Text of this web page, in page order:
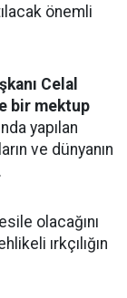
önemli
Celal
bir mektup
yapılan
ve dünyanın
olacağını
ırkçılığın